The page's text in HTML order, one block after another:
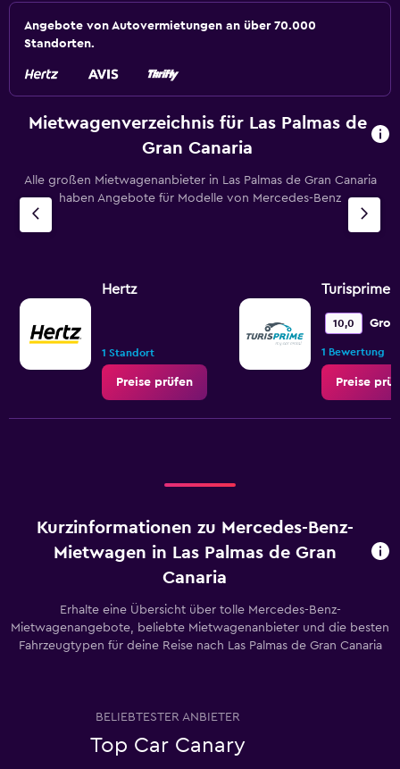
Angebote von Autovermietungen an über 70.000
Standorten.
Mietwagenverzeichnis für Las Palmas de
Gran Canaria
Alle großen Mietwagenanbieter in Las Palmas de Gran Canaria
haben Angebote für Modelle von Mercedes-Benz
Hertz
1 Standort
Preise prüfen
Turisprime
10,0
1 Bewertung
Preise
Kurzinformationen zu Mercedes-Benz-
Mietwagen in Las Palmas de Gran
Canaria
Erhalte eine Übersicht über tolle Mercedes-Benz-
Mietwagenangebote, beliebte Mietwagenanbieter und die besten
Fahrzeugtypen für deine Reise nach Las Palmas de Gran Canaria
BELIEBTESTER ANBIETER
Top Car Canary